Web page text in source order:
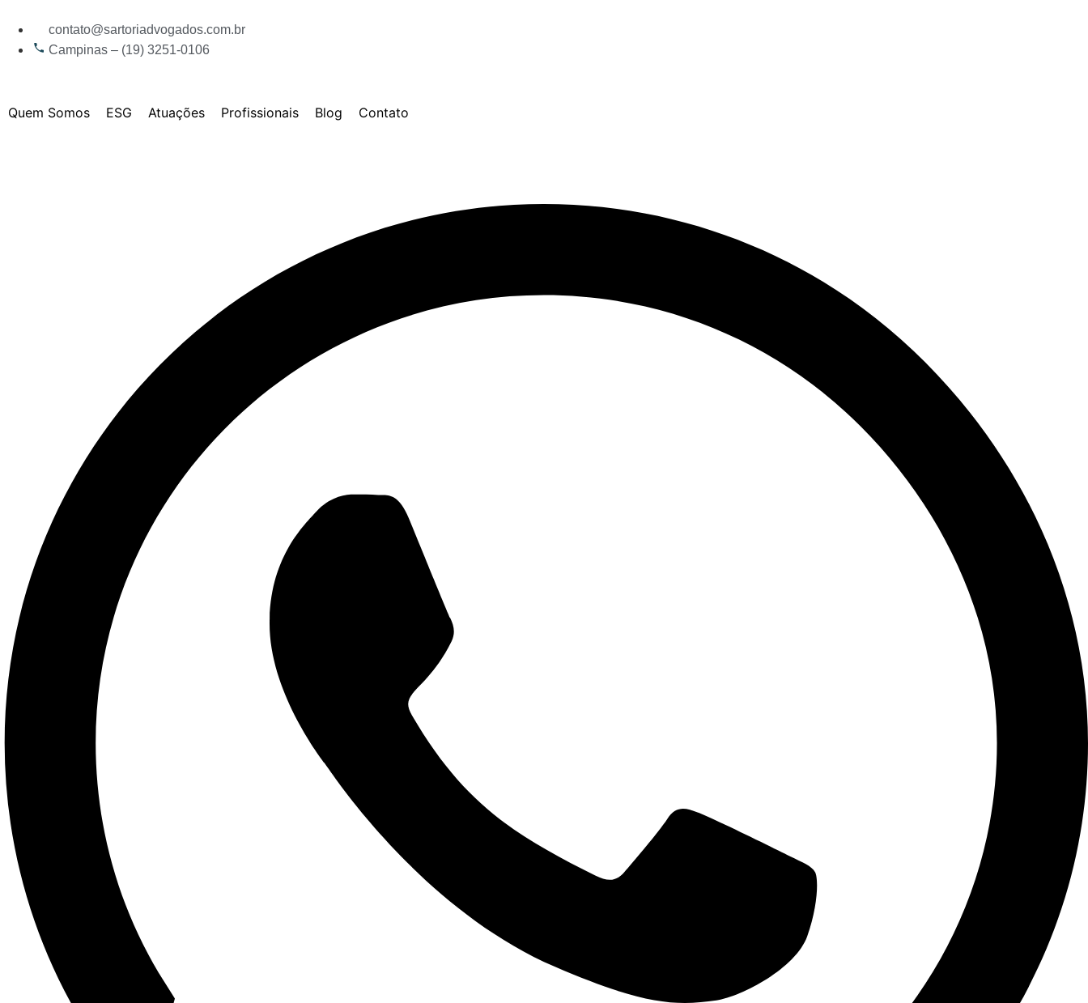
contato@sartoriadvogados.com.br
Campinas – (19) 3251-0106
Quem Somos ESG Atuações Profissionais Blog Contato